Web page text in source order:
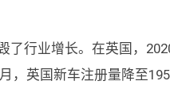
了行业增长。在英国，
，英国新车注册量降至